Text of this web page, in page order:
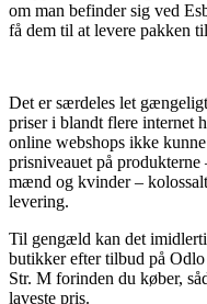
om man befinder sig ved
få dem til at levere pakken
Det er særdeles let
priser i blandt flere internet
online webshops ikke
prisniveauet på
mænd og kvinder –
levering.
Til gengæld kan det
butikker efter tilbud på
Str. M forinden du køber,
laveste pris.